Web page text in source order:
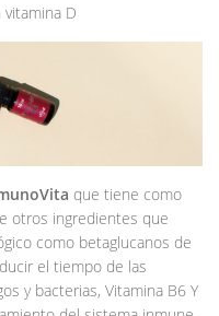
D
que tiene como
otros ingredientes que
como betaglucanos de
el tiempo de las
y bacterias, Vitamina B6 Y